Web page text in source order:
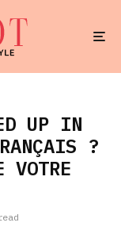
UP IN
?
VOTRE